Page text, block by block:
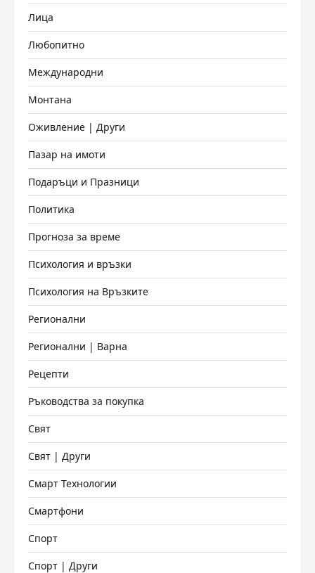
Лица
Любопитно
Международни
Монтана
Оживление | Други
Пазар на имоти
Подаръци и Празници
Политика
Прогноза за време
Психология и връзки
Психология на Връзките
Регионални
Регионални | Варна
Рецепти
Ръководства за покупка
Свят
Свят | Други
Смарт Технологии
Смартфони
Спорт
Спорт | Други